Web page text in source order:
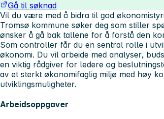
Gå til søknad
Vil du være med å bidra til god
Tromsø kommune søker deg som stiller
ønsker å gå bak tallene for å forstå den
Som controller får du en sentral rolle i
økonomi. Du vil arbeide med analyser,
en viktig rådgiver for ledere og
av et sterkt økonomifaglig miljø med høy
utviklingsmuligheter.
Arbeidsoppgaver